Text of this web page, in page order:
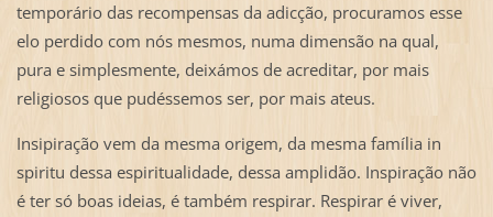
temporário das recompensas da adicção, procuramos esse
elo perdido com nós mesmos, numa dimensão na qual,
pura e simplesmente, deixámos de acreditar, por mais
religiosos que pudéssemos ser, por mais ateus.
Insipiração vem da mesma origem, da mesma família in
spiritu dessa espiritualidade, dessa amplidão. Inspiração não
é ter só boas ideias, é também respirar. Respirar é viver,